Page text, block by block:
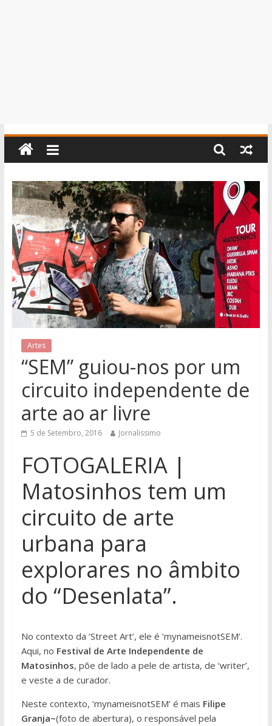
Artes
“SEM” guiou-nos por um
circuito independente de
arte ao ar livre
5 de Setembro, 2016 Jornalissimo
FOTOGALERIA |
Matosinhos tem um
circuito de arte
urbana para
explorares no âmbito
do “Desenlata”.
No contexto da ‘Street Art’, ele é ‘mynameisnotSEM’.
Aqui, no Festival de Arte Independente de
Matosinhos, põe de lado a pele de artista, de ‘writer’,
e veste a de curador.
Neste contexto, ‘mynameisnotSEM’ é mais Filipe
Granja~(foto de abertura), o responsável pela